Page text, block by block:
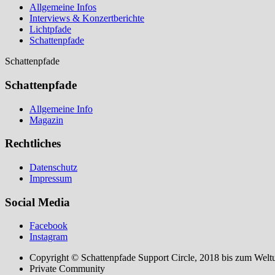
Allgemeine Infos
Interviews & Konzertberichte
Lichtpfade
Schattenpfade
Schattenpfade
Schattenpfade
Allgemeine Info
Magazin
Rechtliches
Datenschutz
Impressum
Social Media
Facebook
Instagram
Copyright © Schattenpfade Support Circle, 2018 bis zum
Private Community